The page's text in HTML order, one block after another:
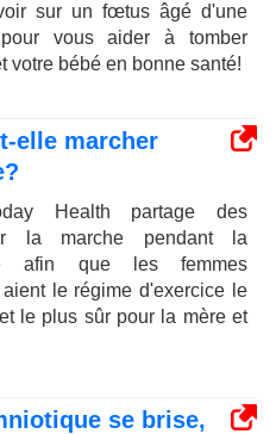
sur un fœtus âgé d'une
vous aider à tomber
votre bébé en bonne santé!
elle marcher
Health partage des
la marche pendant la
afin que les femmes
le régime d'exercice le
le plus sûr pour la mère et
se brise,